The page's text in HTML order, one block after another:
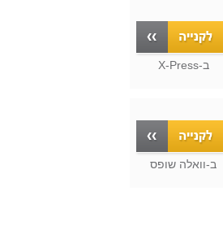
ב-X-Press
ב-וואלה שופס